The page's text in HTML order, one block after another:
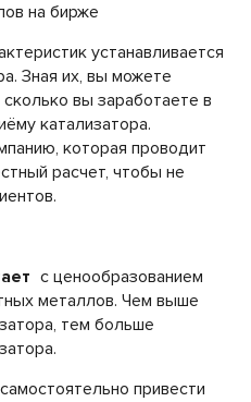
на бирже
устанавливается
Зная их, вы можете
вы заработаете в
катализатора.
которая проводит
расчет, чтобы не
с ценообразованием
металлов. Чем выше
тем больше
самостоятельно привести